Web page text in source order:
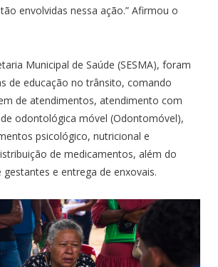
envolvidas nessa ação.” Afirmou o
Municipal de Saúde (SESMA), foram
de educação no trânsito, comando
de atendimentos, atendimento com
odontológica móvel (Odontomóvel),
psicológico, nutricional e
de medicamentos, além do
e entrega de enxovais.